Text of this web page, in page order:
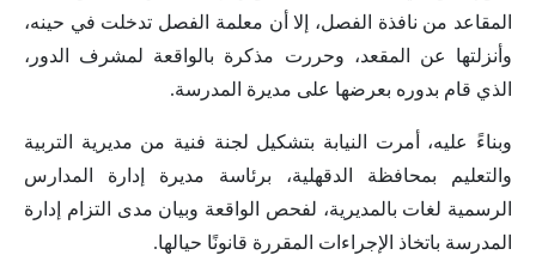
المقاعد من نافذة الفصل، إلا أن معلمة الفصل تدخلت في حينه،
وأنزلتها عن المقعد، وحررت مذكرة بالواقعة لمشرف الدور،
الذي قام بدوره بعرضها على مديرة المدرسة.
وبناءً عليه، أمرت النيابة بتشكيل لجنة فنية من مديرية التربية
والتعليم بمحافظة الدقهلية، برئاسة مديرة إدارة المدارس
الرسمية لغات بالمديرية، لفحص الواقعة وبيان مدى التزام إدارة
المدرسة باتخاذ الإجراءات المقررة قانونًا حيالها.